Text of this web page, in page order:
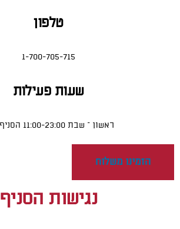
טלפון
1-700-705-715
שעות פעילות
ראשון – שבת 11:00-23:00 הסניף נגיש
הזמינו משלוח
נגישות הסניף